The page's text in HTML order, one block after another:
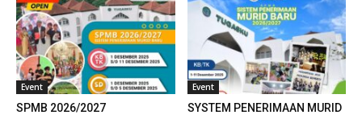
Event
SPMB 2026/2027
Event
SYSTEM PENERIMAAN MURID